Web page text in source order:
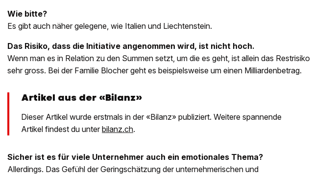
Wie bitte?
Es gibt auch näher gelegene, wie Italien und Liechtenstein.
Das Risiko, dass die Initiative angenommen wird, ist nicht hoch.
Wenn man es in Relation zu den Summen setzt, um die es geht, ist allein das Restrisiko
sehr gross. Bei der Familie Blocher geht es beispielsweise um einen Milliardenbetrag.
Artikel aus der «Bilanz»
Dieser Artikel wurde erstmals in der «Bilanz» publiziert. Weitere spannende
Artikel findest du unter bilanz.ch.
Sicher ist es für viele Unternehmer auch ein emotionales Thema?
Allerdings. Das Gefühl der Geringschätzung der unternehmerischen und